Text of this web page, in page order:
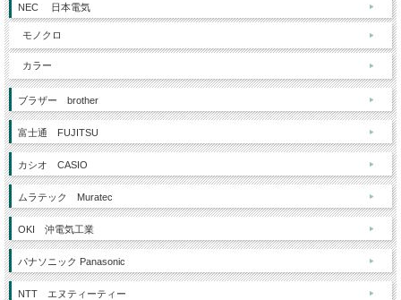
NEC 日本電気
モノクロ
カラー
ブラザー brother
富士通 FUJITSU
カシオ CASIO
ムラテック Muratec
OKI 沖電気工業
パナソニック Panasonic
NTT エヌティーティー